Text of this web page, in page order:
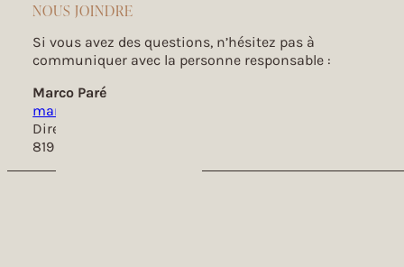
NOUS JOINDRE
Si vous avez des questions, n’hésitez pas à
communiquer avec la personne responsable :
Marco Paré
marco@palplus.ca
Directeur des finances
819 238-5857